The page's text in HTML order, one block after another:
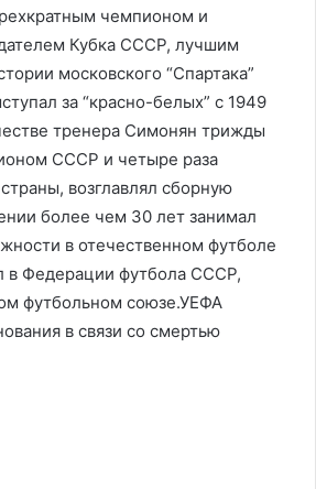
чемпионом и
Кубка СССР, лучшим
московского “Спартака”
за “красно-белых” с 1949
тренера Симонян трижды
СССР и четыре раза
возглавлял сборную
более чем 30 лет занимал
в отечественном футболе
в Федерации футбола СССР,
футбольном союзе.УЕФА
в связи со смертью